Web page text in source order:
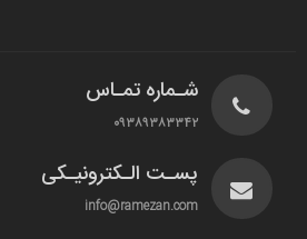
شـماره تمـاس
۰۹۳۸۹۳۸۳۳۴۲
پسـت الـکترونیـکی
info@ramezan.com